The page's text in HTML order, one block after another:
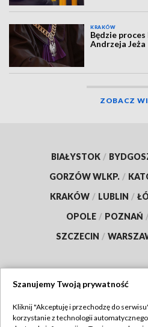
KRAKÓW
Będzie
Andrzeja Jeża
ZOBACZ
BIAŁYSTOK /
GORZÓW WLKP. /
KRAKÓW / LUBLIN /
OPOLE / POZNAŃ
SZCZECIN /
TVP
Szanujemy Twoją prywatność
Kliknij "Akceptuję i przechodzę do
korzystanie z technologii